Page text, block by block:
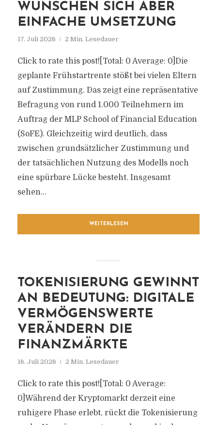
WÜNSCHEN SICH ABER
EINFACHE UMSETZUNG
17. Juli 2026 2 Min. Lesedauer
Click to rate this post![Total: 0 Average: 0]Die
geplante Frühstartrente stößt bei vielen Eltern
auf Zustimmung. Das zeigt eine repräsentative
Befragung von rund 1.000 Teilnehmern im
Auftrag der MLP School of Financial Education
(SoFE). Gleichzeitig wird deutlich, dass
zwischen grundsätzlicher Zustimmung und
der tatsächlichen Nutzung des Modells noch
eine spürbare Lücke besteht. Insgesamt
sehen...
WEITERLESEN
TOKENISIERUNG GEWINNT
AN BEDEUTUNG: DIGITALE
VERMÖGENSWERTE
VERÄNDERN DIE
FINANZMÄRKTE
16. Juli 2026 2 Min. Lesedauer
Click to rate this post![Total: 0 Average:
0]Während der Kryptomarkt derzeit eine
ruhigere Phase erlebt, rückt die Tokenisierung